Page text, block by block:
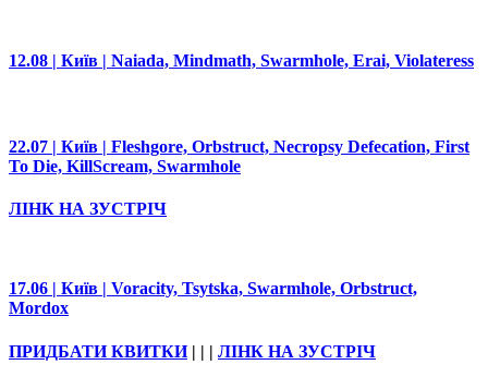
12.08 | Київ | Naiada, Mindmath, Swarmhole, Erai, Violateress
22.07 | Київ | Fleshgore, Orbstruct, Necropsy Defecation, First
To Die, KillScream, Swarmhole
ЛІНК НА ЗУСТРІЧ
17.06 | Київ | Voracity, Tsytska, Swarmhole, Orbstruct,
Mordox
ПРИДБАТИ КВИТКИ| | | ЛІНК НА ЗУСТРІЧ